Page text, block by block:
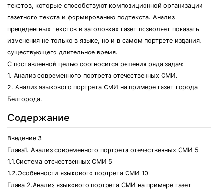
текстов, которые способствуют композиционной организации
газетного текста и формированию подтекста. Анализ
прецедентных текстов в заголовках газет позволяет показать
изменения не только в языке, но и в самом портрете издания,
существующего длительное время.
С поставленной целью соотносится решения ряда задач:
1. Анализ современного портрета отечественных СМИ.
2. Анализ языкового портрета СМИ на примере газет города
Белгорода.
Содержание
Введение 3
Глава1. Анализ современного портрета отечественных СМИ 5
1.1.Система отечественных СМИ 5
1.2.Особенности языкового портрета СМИ 10
Глава 2.Анализ языкового портрета СМИ на примере газет